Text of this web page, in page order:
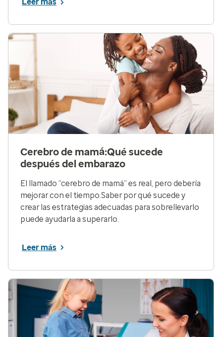
Cerebro de mamá:Qué sucede
después del embarazo
El llamado “cerebro de mamá” es real, pero debería
mejorar con el tiempo.Saber por qué sucede y
crear las estrategias adecuadas para sobrellevarlo
puede ayudarla a superarlo.
Leer más